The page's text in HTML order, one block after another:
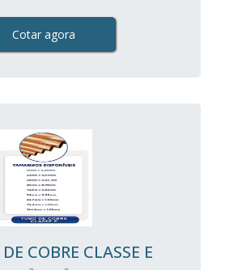
Cotar agora
COBRE CLASSE E